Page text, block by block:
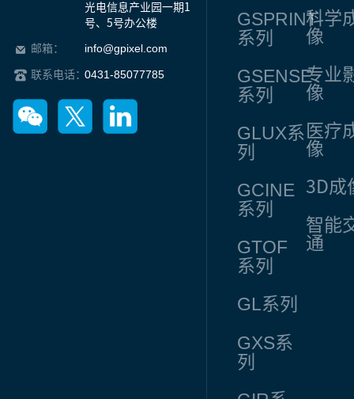
光电信息产业园一期1
号、5号办公楼
邮箱： info@gpixel.com
联系电话：0431-85077785
GSPRINT
系列
GSENSE
系列
GLUX系
列
GCINE
系列
GTOF
系列
GL系列
GXS系
列
科学
像
专业
像
医疗
像
3D成
智能
通